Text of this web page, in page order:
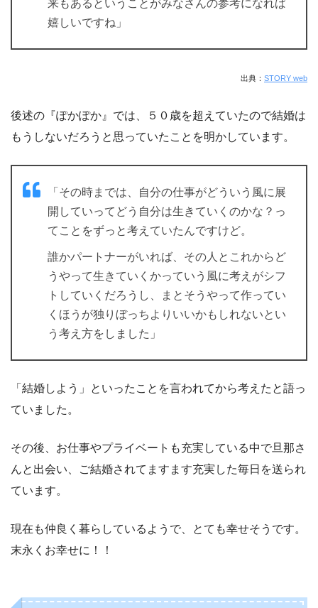
来もあるということがみなさんの参考になれば
嬉しいですね」
出典： STORY web
後述の『ぽかぽか』では、５０歳を超えていたので結婚は
もうしないだろうと思っていたことを明かしています。
「その時までは、自分の仕事がどういう風に展
開していってどう自分は生きていくのかな？っ
てことをずっと考えていたんですけど。
誰かパートナーがいれば、その人とこれからど
うやって生きていくかっていう風に考えがシフ
トしていくだろうし、まとそうやって作ってい
くほうが独りぼっちよりいいかもしれないとい
う考え方をしました」
「結婚しよう」といったことを言われてから考えたと語っ
ていました。
その後、お仕事やプライベートも充実している中で旦那さ
んと出会い、ご結婚されてますます充実した毎日を送られ
ています。
現在も仲良く暮らしているようで、とても幸せそうです。
末永くお幸せに！！